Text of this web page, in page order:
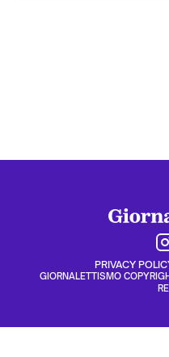
PRIVACY
GIORNALETTISMO